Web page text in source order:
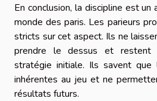
En conclusion, la discipline est
monde des paris. Les parieurs
stricts sur cet aspect. Ils ne
prendre le dessus et restent
stratégie initiale. Ils savent
inhérentes au jeu et ne
résultats futurs.